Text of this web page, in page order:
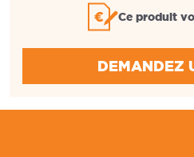
Ce produit
DEMANDEZ